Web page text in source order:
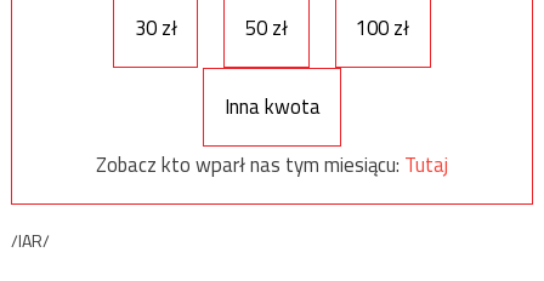
30 zł 50 zł 100 zł
Inna kwota
Zobacz kto wparł nas tym miesiącu: Tutaj
/IAR/